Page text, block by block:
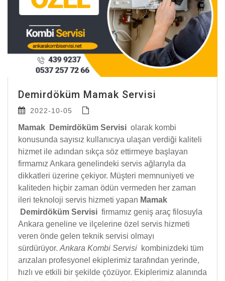
Demirdöküm Mamak Servisi
2022-10-05
Mamak Demirdöküm Servisi olarak kombi
konusunda sayısız kullanıcıya ulaşan verdiği kaliteli
hizmet ile adından sıkça söz ettirmeye başlayan
firmamız Ankara genelindeki servis ağlarıyla da
dikkatleri üzerine çekiyor. Müşteri memnuniyeti ve
kaliteden hiçbir zaman ödün vermeden her zaman
ileri teknoloji servis hizmeti yapan Mamak
Demirdöküm Servisi firmamız geniş araç filosuyla
Ankara geneline ve ilçelerine özel servis hizmeti
veren önde gelen teknik servisi olmayı
sürdürüyor. Ankara Kombi Servisi kombinizdeki tüm
arızaları profesyonel ekiplerimiz tarafından yerinde,
hızlı ve etkili bir şekilde çözüyor. Ekiplerimiz alanında